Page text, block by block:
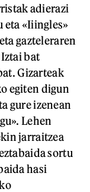
adierazi
eta «Iiingles»
gazteleraren
bat
Gizarteak
egiten digun
gure izenean
Lehen
jarraitzea
sortu
hasi